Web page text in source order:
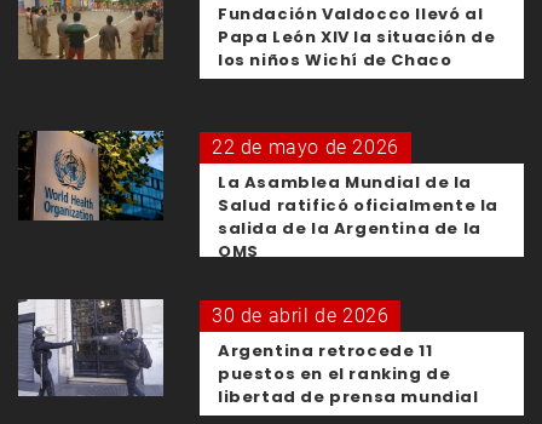
Fundación Valdocco llevó al
Papa León XIV la situación de
los niños Wichí de Chaco
22 de mayo de 2026
La Asamblea Mundial de la
Salud ratificó oficialmente la
salida de la Argentina de la
OMS
30 de abril de 2026
Argentina retrocede 11
puestos en el ranking de
libertad de prensa mundial